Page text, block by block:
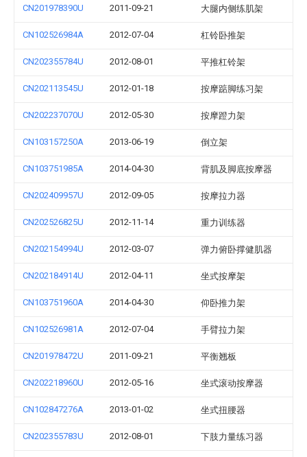
CN201978390U 2011-09-21 大腿内侧练肌架
CN102526984A 2012-07-04 杠铃卧推架
CN202355784U 2012-08-01 平推杠铃架
CN202113545U 2012-01-18 按摩踮脚练习架
CN202237070U 2012-05-30 按摩蹬力架
CN103157250A 2013-06-19 倒立架
CN103751985A 2014-04-30 背肌及脚底按摩器
CN202409957U 2012-09-05 按摩拉力器
CN202526825U 2012-11-14 重力训练器
CN202154994U 2012-03-07 弹力俯卧撑健肌器
CN202184914U 2012-04-11 坐式按摩架
CN103751960A 2014-04-30 仰卧推力架
CN102526981A 2012-07-04 手臂拉力架
CN201978472U 2011-09-21 平衡翘板
CN202218960U 2012-05-16 坐式滚动按摩器
CN102847276A 2013-01-02 坐式扭腰器
CN202355783U 2012-08-01 下肢力量练习器